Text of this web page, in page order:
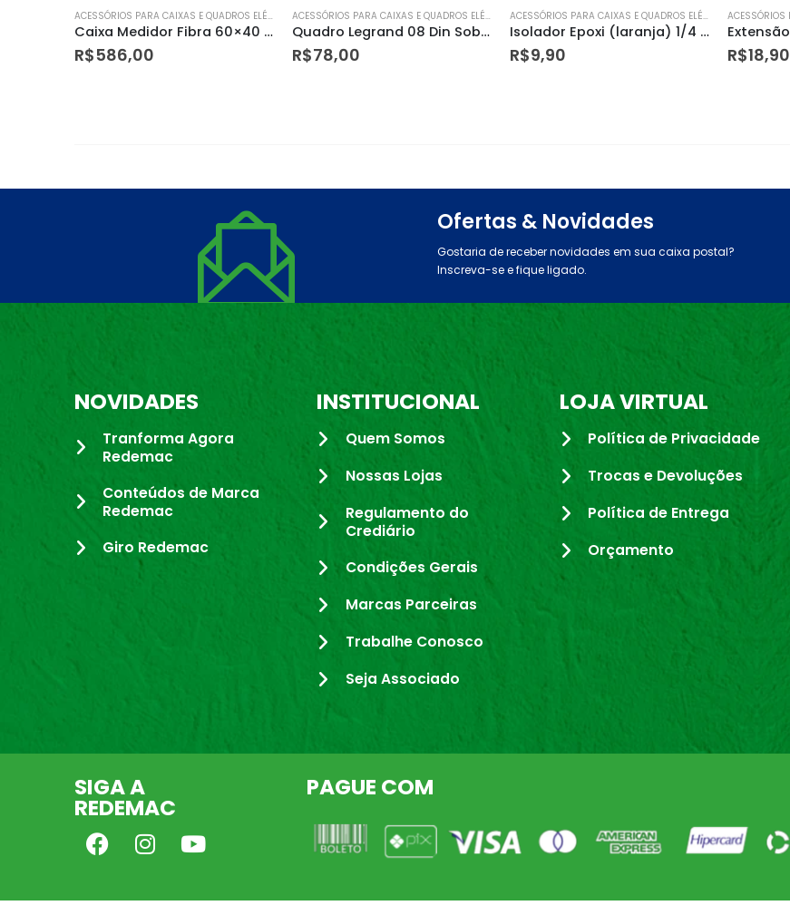
ACESSÓRIOS PARA CAIXAS E QUADROS ELÉTRICOS
Quadro Legrand 08 Din Sobrepor Branco – Legrand
R$78,00
ACESSÓRIOS PARA CAIXAS E QUADROS ELÉTRICOS
Isolador Epoxi (laranja) 1/4 25 X 20
R$9,90
ACESSÓRIOS PARA CAIXAS E QUADROS ELÉTRICOS
Extensão Bipolar com 3 Tomadas 2 Metros Branca
R$18,90 R$14,90
Ofertas & Novidades
Gostaria de receber novidades em sua caixa postal?
Inscreva-se e fique ligado.
NOVIDADES
Tranforma Agora
Redemac
Conteúdos de Marca
Redemac
Giro Redemac
INSTITUCIONAL
Quem Somos
Nossas Lojas
Regulamento do
Crediário
Condições Gerais
Marcas Parceiras
Trabalhe Conosco
Seja Associado
LOJA VIRTUAL
Política de Privacidade
Trocas e Devoluções
Política de Entrega
Orçamento
SIGA A
REDEMAC
PAGUE COM